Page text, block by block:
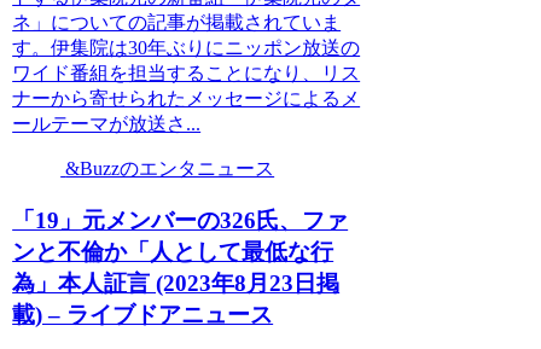
ネ」についての記事が掲載されていま
す。伊集院は30年ぶりにニッポン放送の
ワイド番組を担当することになり、リス
ナーから寄せられたメッセージによるメ
ールテーマが放送さ...
&Buzzのエンタニュース
「19」元メンバーの326氏、ファ
ンと不倫か「人として最低な行
為」本人証言 (2023年8月23日掲
載) – ライブドアニュース